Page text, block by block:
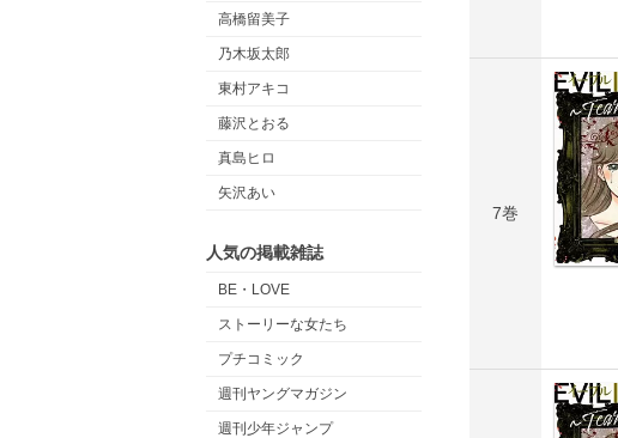
高橋留美子
乃木坂太郎
東村アキコ
藤沢とおる
真島ヒロ
矢沢あい
人気の掲載雑誌
BE・LOVE
ストーリーな女たち
プチコミック
週刊ヤングマガジン
週刊少年ジャンプ
7巻